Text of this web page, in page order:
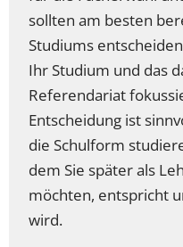
sollten am besten
Studiums
Ihr Studium und das
Referendariat
Entscheidung ist
die Schulform
dem Sie später als
möchten, entspricht
wird.